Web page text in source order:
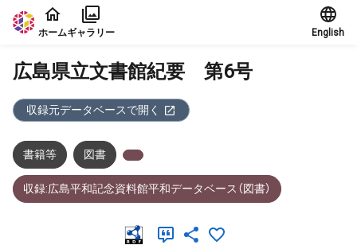
本文に飛ぶ
ホームギャラリー English
広島県立文書館紀要 第6号
収録元データベースで開く
書籍等 図書
収録:広島平和記念資料館平和データベース（図書）